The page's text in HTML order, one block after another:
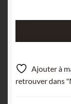
terminé
de
bismuthinite,
Ajouter à
retrouver dans